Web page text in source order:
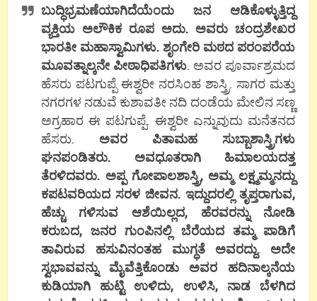
ಬುದ್ಧಿಭ್ರಮಣೆಯಾಗಿದೆಯೆಂದು ಜನ ಆಡಿಕೊಳ್ಳುತ್ತಿದ್ದ
ವ್ಯಕ್ತಿಯ ಅಲೌಕಿಕ ರೂಪ ಅದು. ಅವರು ಚಂದ್ರಶೇಖರ
ಭಾರತೀ ಮಹಾಸ್ವಾಮಿಗಳು. ಶೃಂಗೇರಿ ಮಠದ ಪರಂಪರೆಯ
ಮೂವತ್ನಾಲ್ಕನೇ ಪೀಠಾಧಿಪತಿಗಳು. ಅವರ ಪೂರ್ವಾಶ್ರಮದ
ಹೆಸರು ಪಟಗುಪ್ಪೆ ಈಶ್ವರೀ ನರಸಿಂಹ ಶಾಸ್ತ್ರಿ. ಸಾಗರ ಮತ್ತು
ನಗರಗಳ ನಡುವೆ ಕುಶಾವತೀ ನದಿ ದಂಡೆಯ ಮೇಲಿನ ಸಣ್ಣ
ಅಗ್ರಹಾರ ಈ ಪಟಗುಪ್ಪೆ. ಈಶ್ವರೀ ಎನ್ನುವುದು ಮನೆತನದ
ಹೆಸರು. ಅವರ ಪಿತಾಮಹ ಸುಬ್ಬಾಶಾಸ್ತ್ರಿಗಳು
ಘನಪಂಡಿತರು. ಅವಧೂತರಾಗಿ ಹಿಮಾಲಯದತ್ತ
ತೆರಳಿದವರು. ಅಪ್ಪ ಗೋಪಾಲಶಾಸ್ತ್ರಿ, ಅಮ್ಮ ಲಕ್ಷ್ಮಮ್ಮನದ್ದು
ಕಪಟವರಿಯದ ಸರಳ ಜೀವನ. ಇದ್ದುದರಲ್ಲಿ ತೃಪ್ತರಾಗುವ,
ಹೆಚ್ಚು ಗಳಿಸುವ ಆಶೆಯಿಲ್ಲದ, ಹೆರವರನ್ನು ನೋಡಿ
ಕರುಬದ, ಜನರ ಗುಂಪಿನಲ್ಲಿ ಬೆರೆಯದ ತಮ್ಮ ಪಾಡಿಗೆ
ತಾವಿರುವ ಹಸುವಿನಂತಹ ಮುಗ್ಧತೆ ಅವರದ್ದು. ಅದೇ
ಸ್ವಭಾವವನ್ನು ಮೈವೆತ್ತಿಕೊಂಡು ಅವರ ಹದಿನಾಲ್ಕನೆಯ
ಕುಡಿಯಾಗಿ ಹುಟ್ಟಿ ಉಳಿದು, ಉಳಿಸಿ, ನಾಡ ಬೆಳಗಿದ